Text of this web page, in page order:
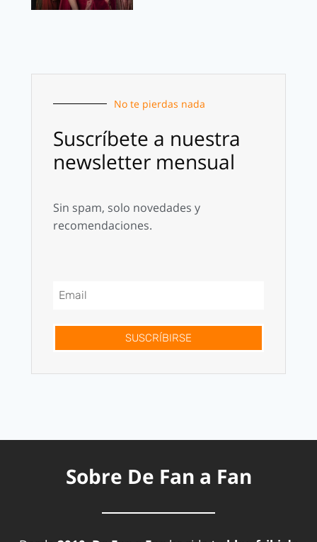
No te pierdas nada
Suscríbete a nuestra
newsletter mensual
Sin spam, solo novedades y
recomendaciones.
SUSCRÍBIRSE
Sobre De Fan a Fan